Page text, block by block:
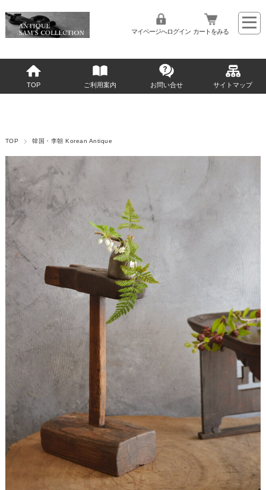
マイページへログイン カートをみる
TOP ご利用案内 お問い合せ サイトマップ
TOP 韓国・李朝 Korean Antique